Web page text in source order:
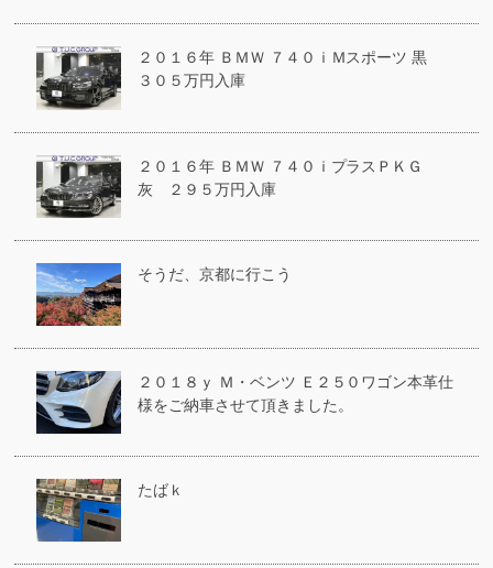
２０１６年 ＢＭＷ ７４０ｉＭスポーツ 黒
３０５万円入庫
２０１６年 ＢＭＷ ７４０ｉプラスＰＫＧ
灰 ２９５万円入庫
そうだ、京都に行こう
２０１８ｙ Ｍ・ベンツ Ｅ２５０ワゴン本革仕
様をご納車させて頂きました。
たばｋ